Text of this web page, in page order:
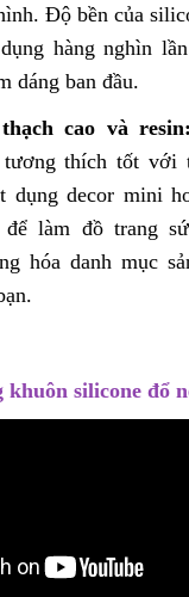
Độ bền của
hàng nghìn
dáng ban đầu.
cao và resin:
thích tốt với
dụng decor mini
để làm đồ trang
hóa danh mục
khuôn silicone đổ